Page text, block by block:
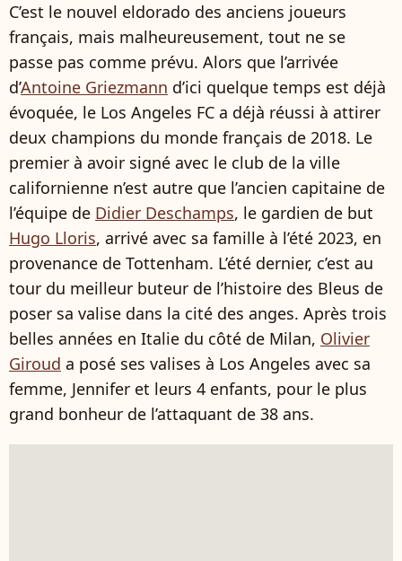
C’est le nouvel eldorado des anciens joueurs
français, mais malheureusement, tout ne se
passe pas comme prévu. Alors que l’arrivée
d’Antoine Griezmann d’ici quelque temps est déjà
évoquée, le Los Angeles FC a déjà réussi à attirer
deux champions du monde français de 2018. Le
premier à avoir signé avec le club de la ville
californienne n’est autre que l’ancien capitaine de
l’équipe de Didier Deschamps, le gardien de but
Hugo Lloris, arrivé avec sa famille à l’été 2023, en
provenance de Tottenham. L’été dernier, c’est au
tour du meilleur buteur de l’histoire des Bleus de
poser sa valise dans la cité des anges. Après trois
belles années en Italie du côté de Milan, Olivier
Giroud a posé ses valises à Los Angeles avec sa
femme, Jennifer et leurs 4 enfants, pour le plus
grand bonheur de l’attaquant de 38 ans.